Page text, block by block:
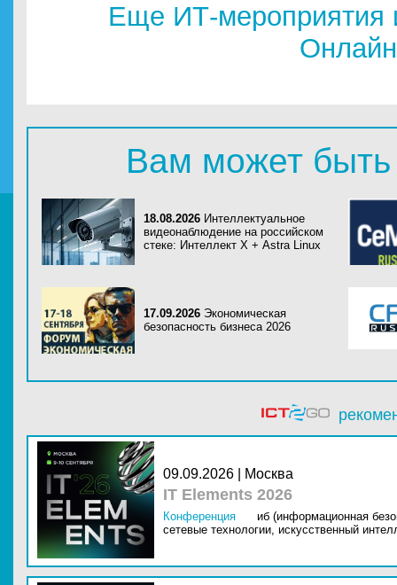
Еще ИТ-мероприятия
Онлайн
Вам может быть
18.08.2026 Интеллектуальное
видеонаблюдение на российском
стеке: Интеллект Х + Astra Linux
17.09.2026 Экономическая
безопасность бизнеса 2026
09.09.2026 | Москва
IT Elements 2026
Конференция
иб (информационная
сетевые технологии, искусственный